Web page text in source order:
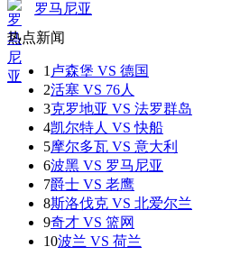
罗马尼亚
热点新闻
1 卢森堡 VS 德国
2活塞 VS 76人
3克罗地亚 VS 法罗群岛
4凯尔特人 VS 快船
5摩尔多瓦 VS 意大利
6波黑 VS 罗马尼亚
7爵士 VS 老鹰
8斯洛伐克 VS 北爱尔兰
9奇才 VS 篮网
10波兰 VS 荷兰